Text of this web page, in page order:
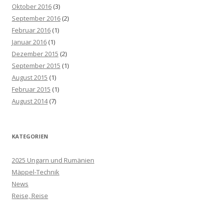
Oktober 2016 (3)
September 2016 (2)
Februar 2016 (1)
Januar 2016 (1)
Dezember 2015 (2)
September 2015 (1)
August 2015 (1)
Februar 2015 (1)
August 2014(7)
KATEGORIEN
2025 Ungarn und Rumänien
Mäppel-Technik
News
Reise, Reise